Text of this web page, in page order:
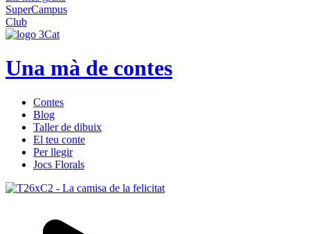
SuperCampus
Club
Una mà de contes
Contes
Blog
Taller de dibuix
El teu conte
Per llegir
Jocs Florals